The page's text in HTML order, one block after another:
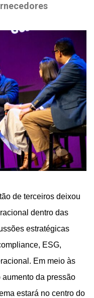
de terceiros deixou
dentro das
estratégicas
ESG,
Em meio às
da pressão
estará no centro do